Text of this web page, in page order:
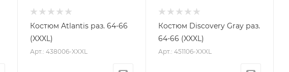
Костюм Atlantis раз. 64-66
(XXXL)
Арт.: 438006-XXXL
Костюм Discovery Gray раз.
64-66 (XXXL)
Арт.: 451106-XXXL